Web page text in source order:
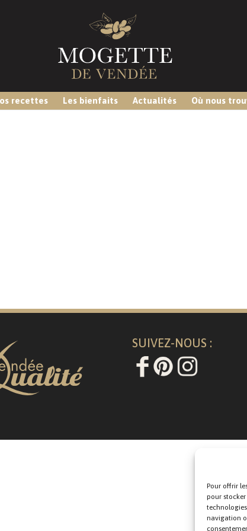
Pour offrir
pour
navigation
recettes Les bienfaits Actualités Où nous
SUIVEZ-NOUS :